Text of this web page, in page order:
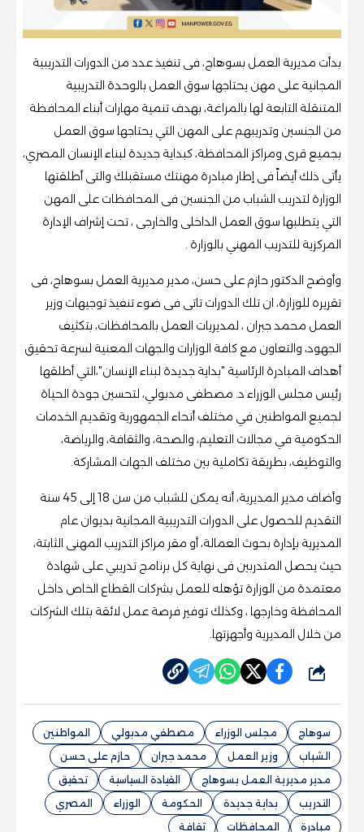
بدأت مديرية العمل بسوهاج، فى تنفيذ عدد من الدورات التدريبية
المجانية على مهن يحتاجها سوق العمل بالوحدة التدريبية
المتنقلة التابعة لها بالمراغة، بهدف تنمية مهارات أبناء المحافظة
من الجنسين وتدريبهم على المهن التي يحتاجها سوق العمل
بجميع قرى ومراكز المحافظة، كبداية جديدة لبناء الإنسان المصري،
يأتى ذلك أيضاً فى إطار مبادرة مهنتك مستقبلك والتى أطلقتها
الوزارة لتدريب الشباب من الجنسين فى المحافظات على المهن
التي يتطلبها سوق العمل الداخلى والخارجى ، تحت إشراف الإدارة
المركزية للتدريب المهني بالوزارة .
وأوضح الدكتور حازم على حسن، مدير مديرية العمل بسوهاج، فى
تقريره للوزارة، ان تلك الدورات تاتى فى ضوء تنفيذ توجيهات وزير
العمل محمد جبران ، لمديريات العمل بالمحافظات، بتكثيف
الجهود، والتعاون مع كافة الوزارات والجهات المعنية لسرعة تحقيق
أهداف المبادرة الرئاسية "بداية جديدة لبناء الإنسان"،التي أطلقها
رئيس مجلس الوزراء د. مصطفى مدبولي، لتحسين جودة الحياة
لجميع المواطنين في مختلف أنحاء الجمهورية وتقديم الخدمات
الحكومية في مجالات التعليم، والصحة، والثقافة، والرياضة،
والتوظيف، بطريقة تكاملية بين مختلف الجهات المشاركة.
وأضاف مدير المديرية، أنه يمكن للشباب من سن 18 إلى 45 سنة
التقديم للحصول على الدورات التدريبية المجانية بديوان عام
المديرية بإدارة بحوث العمالة، أو مقر مراكز التدريب المهنى الثابتة،
حيث يحصل المتدربين فى نهاية كل برنامج تدريبي على شهادة
معتمدة من الوزارة تؤهله للعمل بشركات القطاع الخاص داخل
المحافظة وخارجها ، وكذلك توفير فرصة عمل لائقة بتلك الشركات
من خلال المديرية وأجهزتها.
شارك
سوهاج مجلس الوزراء مصطفي مدبولي
المواطنين
الشباب
وزير العمل محمد جبران
حازم على حسن
مدير مديرية العمل بسوهاج
القيادة السياسية
تحقيق
التدريب
بداية جديدة الحكومة الوزراء
المصري
مبادرة
المحافظات ثقافة